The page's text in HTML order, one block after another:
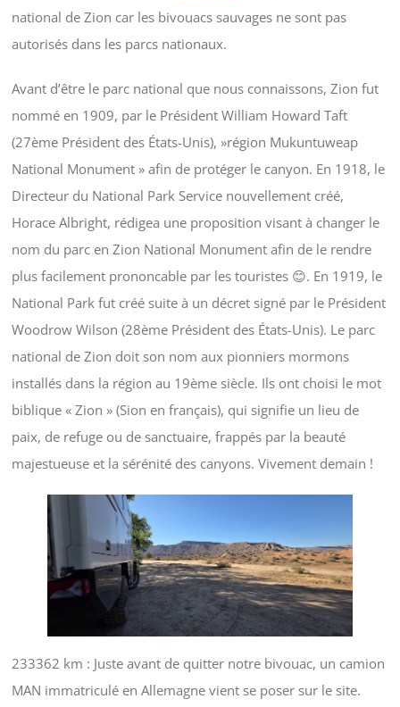
national de Zion car les bivouacs sauvages ne sont pas
autorisés dans les parcs nationaux.
Avant d’être le parc national que nous connaissons, Zion fut
nommé en 1909, par le Président William Howard Taft
(27ème Président des États-Unis), »région Mukuntuweap
National Monument » afin de protéger le canyon. En 1918, le
Directeur du National Park Service nouvellement créé,
Horace Albright, rédigea une proposition visant à changer le
nom du parc en Zion National Monument afin de le rendre
plus facilement prononcable par les touristes 😊. En 1919, le
National Park fut créé suite à un décret signé par le Président
Woodrow Wilson (28ème Président des États-Unis). Le parc
national de Zion doit son nom aux pionniers mormons
installés dans la région au 19ème siècle. Ils ont choisi le mot
biblique « Zion » (Sion en français), qui signifie un lieu de
paix, de refuge ou de sanctuaire, frappés par la beauté
majestueuse et la sérénité des canyons. Vivement demain !
233362 km : Juste avant de quitter notre bivouac, un camion
MAN immatriculé en Allemagne vient se poser sur le site.